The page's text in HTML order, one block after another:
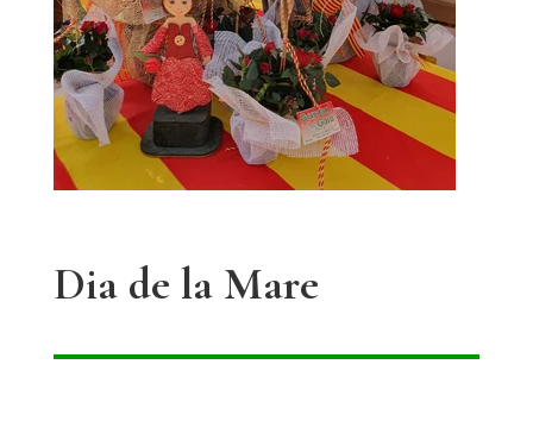
Dia de la Mare